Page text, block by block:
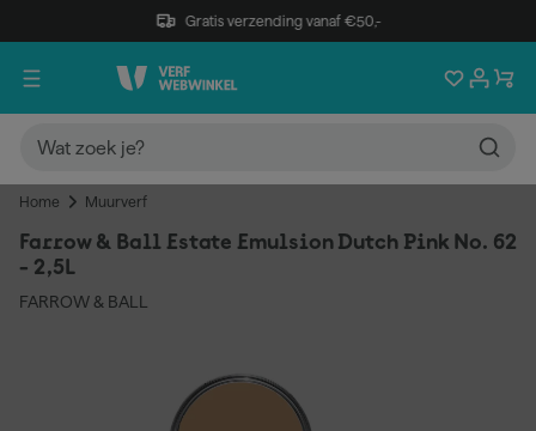
Gratis verzending vanaf €50,-
Home Muurverf
Farrow & Ball Estate Emulsion Dutch Pink No. 62
- 2,5L
FARROW & BALL